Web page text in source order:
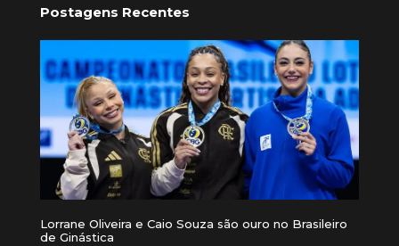
Postagens Recentes
Lorrane Oliveira e Caio Souza são ouro no Brasileiro
de Ginástica